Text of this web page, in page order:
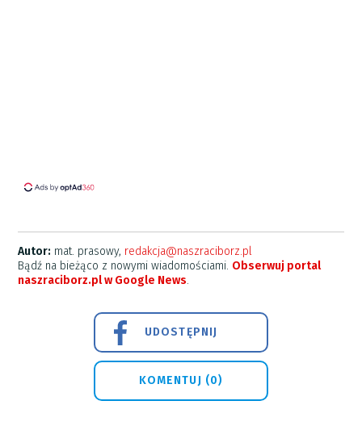
Autor: mat. prasowy, redakcja@naszraciborz.pl
Bądź na bieżąco z nowymi wiadomościami. Obserwuj portal
naszraciborz.pl w Google News.
UDOSTĘPNIJ
KOMENTUJ (0)